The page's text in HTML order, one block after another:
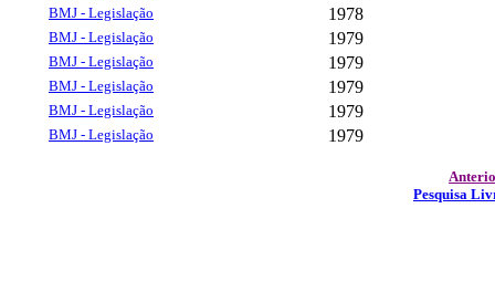
BMJ - Legislação 1978
BMJ - Legislação 1979
BMJ - Legislação 1979
BMJ - Legislação 1979
BMJ - Legislação 1979
BMJ - Legislação 1979
Pesquisa